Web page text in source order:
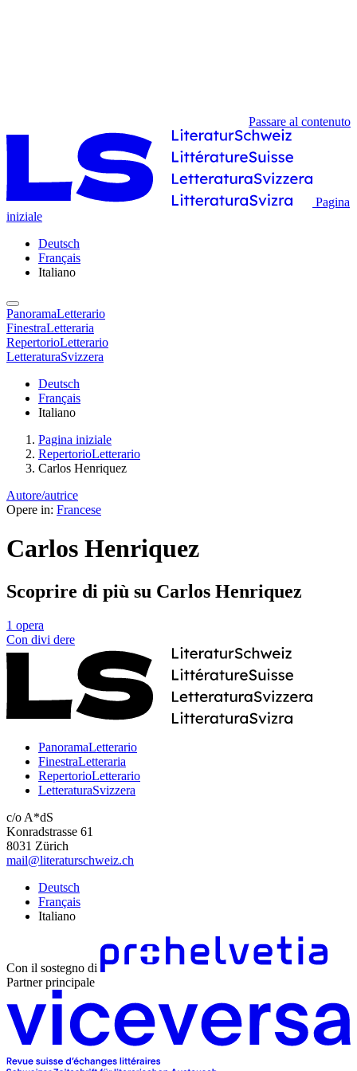
Passare al contenuto
Pagina
iniziale
Deutsch
Français
Italiano
PanoramaLetterario
FinestraLetteraria
RepertorioLetterario
LetteraturaSvizzera
Deutsch
Français
Italiano
Pagina iniziale
RepertorioLetterario
Carlos Henriquez
Autore/autrice
Opere in: Francese
Carlos Henriquez
Scoprire di più su Carlos Henriquez
1 opera
Con divi dere
PanoramaLetterario
FinestraLetteraria
RepertorioLetterario
LetteraturaSvizzera
c/o A*dS
Konradstrasse 61
8031 Zürich
mail@literaturschweiz.ch
Deutsch
Français
Italiano
Con il sostegno di
Partner principale